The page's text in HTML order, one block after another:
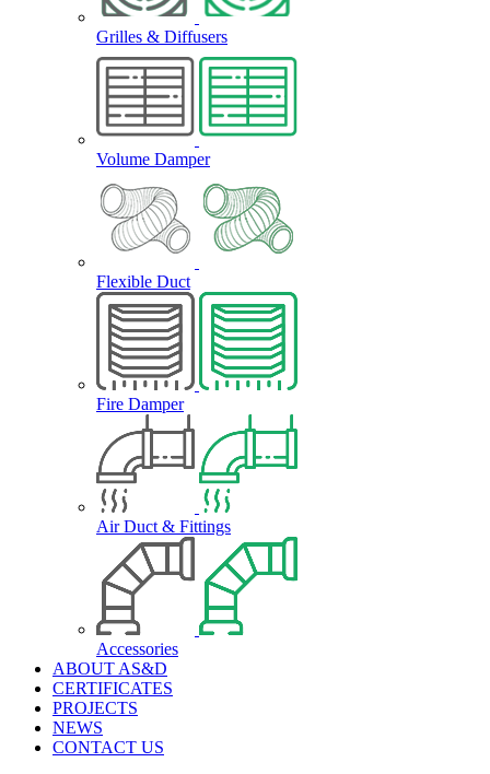
Grilles & Diffusers
Volume Damper
Flexible Duct
Fire Damper
Air Duct & Fittings
Accessories
ABOUT AS&D
CERTIFICATES
PROJECTS
NEWS
CONTACT US